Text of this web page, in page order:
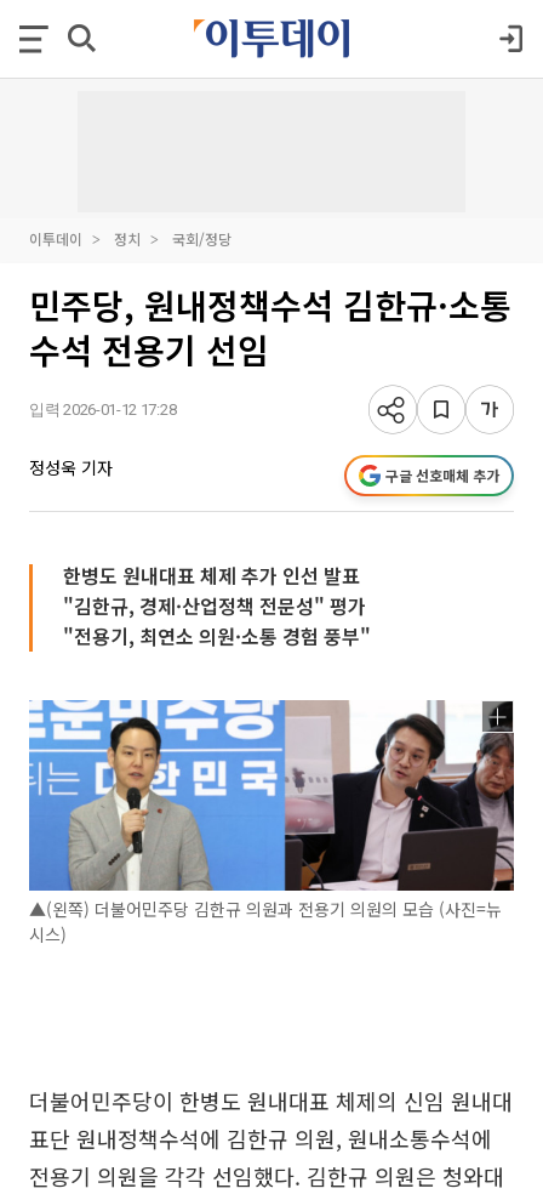
이투데이 정치 국회/정당
민주당, 원내정책수석 김한규·소통
수석 전용기 선임
입력 2026-01-12 17:28
정성욱 기자 구글 선호매체 추가
한병도 원내대표 체제 추가 인선 발표
"김한규, 경제·산업정책 전문성" 평가
"전용기, 최연소 의원·소통 경험 풍부"
▲(왼쪽) 더불어민주당 김한규 의원과 전용기 의원의 모습 (사진=뉴
시스)
더불어민주당이 한병도 원내대표 체제의 신임 원내대
표단 원내정책수석에 김한규 의원, 원내소통수석에
전용기 의원을 각각 선임했다. 김한규 의원은 청와대